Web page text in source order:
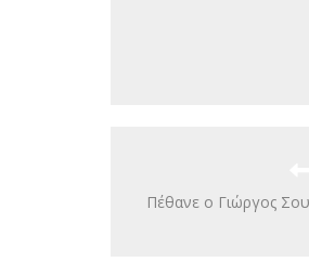
Πέθανε ο Γιώργος